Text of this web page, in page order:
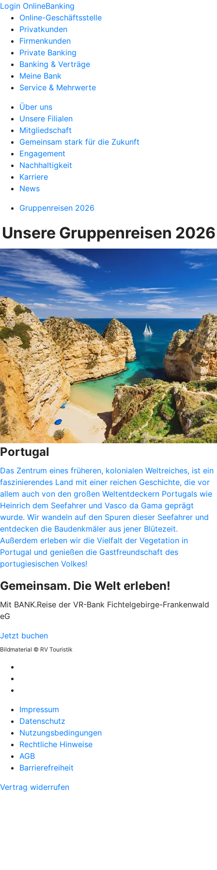
Login OnlineBanking
Online-Geschäftsstelle
Privatkunden
Firmenkunden
Private Banking
Banking & Verträge
Meine Bank
Service & Mehrwerte
Über uns
Unsere Filialen
Mitgliedschaft
Gemeinsam stark für die Zukunft
Engagement
Nachhaltigkeit
Karriere
News
Gruppenreisen 2026
Unsere Gruppenreisen 2026
Portugal
Das Zentrum eines früheren, kolonialen Weltreiches, ist ein
faszinierendes Land mit einer reichen Geschichte, die vor
allem auch von den großen Weltentdeckern Portugals wie
Heinrich dem Seefahrer und Vasco da Gama geprägt
wurde. Wir wandeln auf den Spuren dieser Seefahrer und
entdecken die Baudenkmäler aus jener Blütezeit.
Außerdem erleben wir die Vielfalt der Vegetation in
Portugal und genießen die Gastfreundschaft des
portugiesischen Volkes!
Gemeinsam. Die Welt erleben!
Mit BANK.Reise der VR-Bank Fichtelgebirge-Frankenwald
eG
Jetzt buchen
Bildmaterial © RV Touristik
Impressum
Datenschutz
Nutzungsbedingungen
Rechtliche Hinweise
AGB
Barrierefreiheit
Vertrag widerrufen